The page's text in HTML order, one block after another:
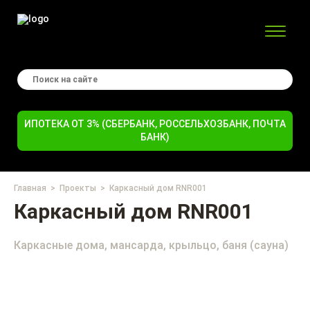
ИПОТЕКА ОТ 3% (СБЕРБАНК, РОССЕЛЬХОЗБАНК, ПОЧТА
БАНК)
Главная Проекты Каркасный дом RNR001
Каркасный дом RNR001
Каркасные дома, мансарда, крыльцо, баня (сауна)